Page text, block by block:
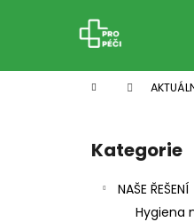
Domů
Přeskočit
kategorie
Kategorie
NAŠE ŘEŠENÍ
Hygiena
í
Zpět
do
Zpět
do